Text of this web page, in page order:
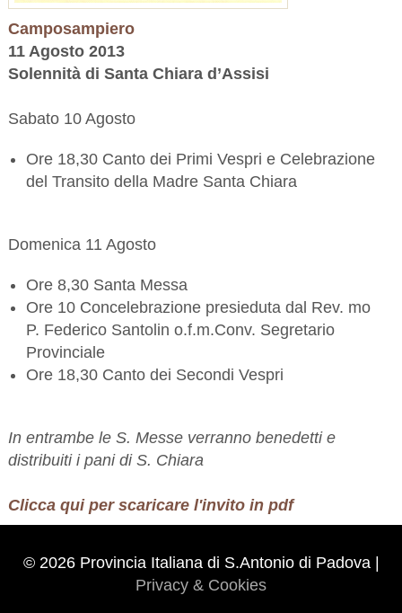
Camposampiero
11 Agosto 2013
Solennità di Santa Chiara d’Assisi
Sabato 10 Agosto
Ore 18,30 Canto dei Primi Vespri e Celebrazione
del Transito della Madre Santa Chiara
Domenica 11 Agosto
Ore 8,30 Santa Messa
Ore 10 Concelebrazione presieduta dal Rev. mo
P. Federico Santolin o.f.m.Conv. Segretario
Provinciale
Ore 18,30 Canto dei Secondi Vespri
In entrambe le S. Messe verranno benedetti e
distribuiti i pani di S. Chiara
Clicca qui per scaricare l'invito in pdf
© 2026 Provincia Italiana di S.Antonio di Padova |
Privacy & Cookies